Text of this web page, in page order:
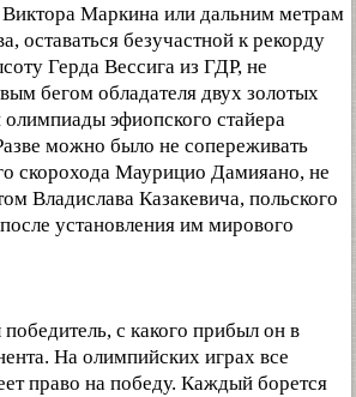
Маркина или дальним метрам
оставаться безучастной к рекорду
Герда Вессига из ГДР, не
бегом обладателя двух золотых
эфиопского стайера
можно было не сопереживать
скорохода Маурицио Дамияано, не
Владислава Казакевича, польского
установления им мирового
с какого прибыл он в
На олимпийских играх все
право на победу. Каждый борется